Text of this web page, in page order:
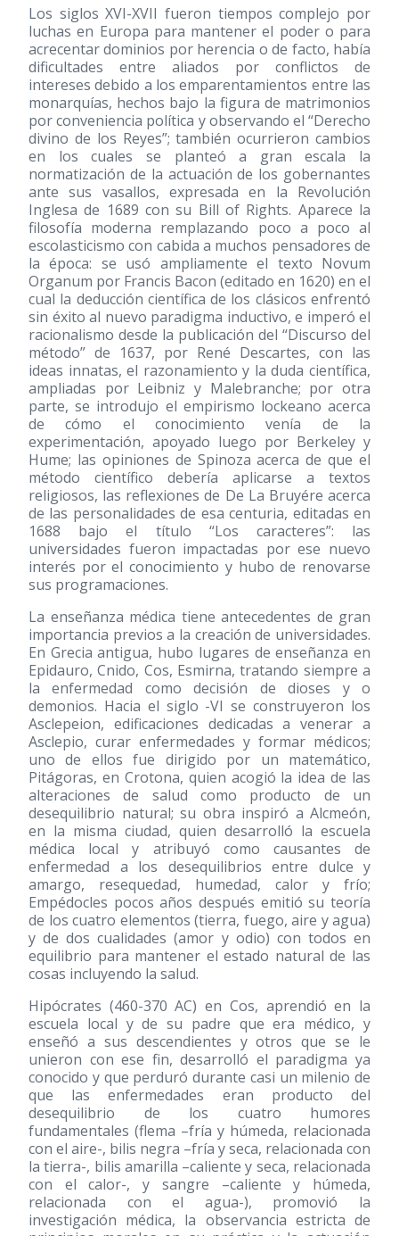
Los siglos XVI-XVII fueron tiempos complejo por
luchas en Europa para mantener el poder o para
acrecentar dominios por herencia o de facto, había
dificultades entre aliados por conflictos de
intereses debido a los emparentamientos entre las
monarquías, hechos bajo la figura de matrimonios
por conveniencia política y observando el “Derecho
divino de los Reyes”; también ocurrieron cambios
en los cuales se planteó a gran escala la
normatización de la actuación de los gobernantes
ante sus vasallos, expresada en la Revolución
Inglesa de 1689 con su Bill of Rights. Aparece la
filosofía moderna remplazando poco a poco al
escolasticismo con cabida a muchos pensadores de
la época: se usó ampliamente el texto Novum
Organum por Francis Bacon (editado en 1620) en el
cual la deducción científica de los clásicos enfrentó
sin éxito al nuevo paradigma inductivo, e imperó el
racionalismo desde la publicación del “Discurso del
método” de 1637, por René Descartes, con las
ideas innatas, el razonamiento y la duda científica,
ampliadas por Leibniz y Malebranche; por otra
parte, se introdujo el empirismo lockeano acerca
de cómo el conocimiento venía de la
experimentación, apoyado luego por Berkeley y
Hume; las opiniones de Spinoza acerca de que el
método científico debería aplicarse a textos
religiosos, las reflexiones de De La Bruyére acerca
de las personalidades de esa centuria, editadas en
1688 bajo el título “Los caracteres”: las
universidades fueron impactadas por ese nuevo
interés por el conocimiento y hubo de renovarse
sus programaciones.
La enseñanza médica tiene antecedentes de gran
importancia previos a la creación de universidades.
En Grecia antigua, hubo lugares de enseñanza en
Epidauro, Cnido, Cos, Esmirna, tratando siempre a
la enfermedad como decisión de dioses y o
demonios. Hacia el siglo -VI se construyeron los
Asclepeion, edificaciones dedicadas a venerar a
Asclepio, curar enfermedades y formar médicos;
uno de ellos fue dirigido por un matemático,
Pitágoras, en Crotona, quien acogió la idea de las
alteraciones de salud como producto de un
desequilibrio natural; su obra inspiró a Alcmeón,
en la misma ciudad, quien desarrolló la escuela
médica local y atribuyó como causantes de
enfermedad a los desequilibrios entre dulce y
amargo, resequedad, humedad, calor y frío;
Empédocles pocos años después emitió su teoría
de los cuatro elementos (tierra, fuego, aire y agua)
y de dos cualidades (amor y odio) con todos en
equilibrio para mantener el estado natural de las
cosas incluyendo la salud.
Hipócrates (460-370 AC) en Cos, aprendió en la
escuela local y de su padre que era médico, y
enseñó a sus descendientes y otros que se le
unieron con ese fin, desarrolló el paradigma ya
conocido y que perduró durante casi un milenio de
que las enfermedades eran producto del
desequilibrio de los cuatro humores
fundamentales (flema –fría y húmeda, relacionada
con el aire-, bilis negra –fría y seca, relacionada con
la tierra-, bilis amarilla –caliente y seca, relacionada
con el calor-, y sangre –caliente y húmeda,
relacionada con el agua-), promovió la
investigación médica, la observancia estricta de